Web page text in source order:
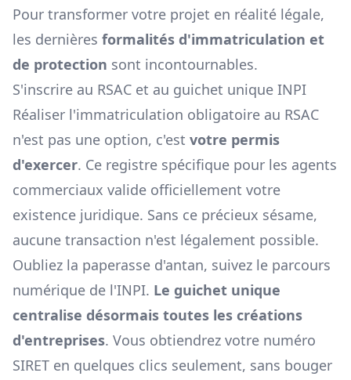
Pour transformer votre projet en réalité légale,
les dernières formalités d'immatriculation et
de protection sont incontournables.
S'inscrire au RSAC et au guichet unique INPI
Réaliser l'immatriculation obligatoire au RSAC
n'est pas une option, c'est votre permis
d'exercer. Ce registre spécifique pour les agents
commerciaux valide officiellement votre
existence juridique. Sans ce précieux sésame,
aucune transaction n'est légalement possible.
Oubliez la paperasse d'antan, suivez le parcours
numérique de l'INPI. Le guichet unique
centralise désormais toutes les créations
d'entreprises. Vous obtiendrez votre numéro
SIRET en quelques clics seulement, sans bouger